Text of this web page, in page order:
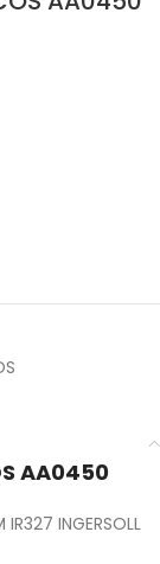
AA0450
INGERSOLL